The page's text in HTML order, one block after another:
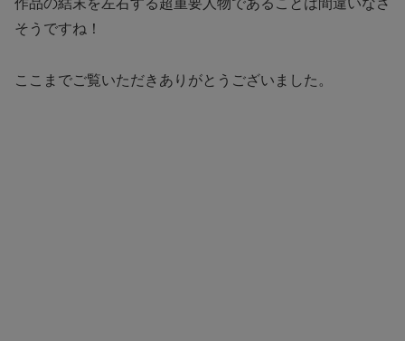
作品の結末を左右する超重要人物であることは間違いなさ
そうですね！
ここまでご覧いただきありがとうございました。